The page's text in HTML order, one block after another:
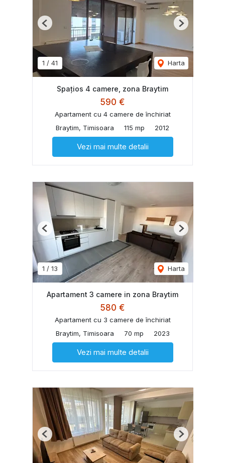
1 / 41 Harta
Previous Next
Spațios 4 camere, zona Braytim
590 €
Apartament cu 4 camere de închiriat
Braytim, Timisoara
115 mp 2012
Vezi mai multe detalii
1 / 13 Harta
Previous Next
Apartament 3 camere in zona Braytim
580 €
Apartament cu 3 camere de închiriat
Braytim, Timisoara
70 mp 2023
Vezi mai multe detalii
Previous Next